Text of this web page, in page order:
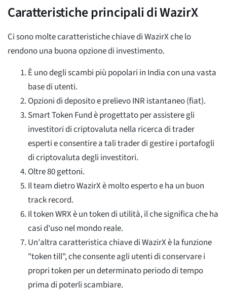
Caratteristiche principali di WazirX
Ci sono molte caratteristiche chiave di WazirX che lo
rendono una buona opzione di investimento.
È uno degli scambi più popolari in India con una vasta
base di utenti.
Opzioni di deposito e prelievo INR istantaneo (fiat).
Smart Token Fund è progettato per assistere gli
investitori di criptovaluta nella ricerca di trader
esperti e consentire a tali trader di gestire i portafogli
di criptovaluta degli investitori.
Oltre 80 gettoni.
Il team dietro WazirX è molto esperto e ha un buon
track record.
Il token WRX è un token di utilità, il che significa che ha
casi d'uso nel mondo reale.
Un'altra caratteristica chiave di WazirX è la funzione
"token till", che consente agli utenti di conservare i
propri token per un determinato periodo di tempo
prima di poterli scambiare.